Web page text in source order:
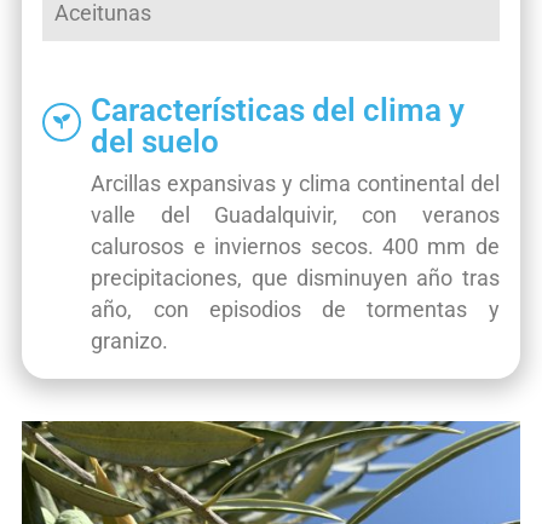
Aceitunas
Características del clima y
del suelo
Arcillas expansivas y clima continental del
valle del Guadalquivir, con veranos
calurosos e inviernos secos. 400 mm de
precipitaciones, que disminuyen año tras
año, con episodios de tormentas y
granizo.